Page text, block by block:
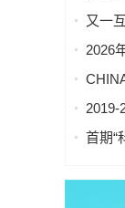
到国
又一
一轮
2026
防火
幕！
2019-
行业
首期“
人工